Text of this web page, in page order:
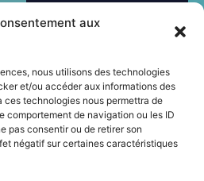
aux
nous utilisons des technologies
et/ou accéder aux informations des
ces technologies nous permettra de
comportement de navigation ou les ID
pas consentir ou de retirer son
négatif sur certaines caractéristiques